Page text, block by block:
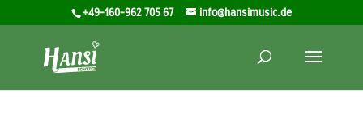
+49-160-962 705 67 info@hansimusic.de